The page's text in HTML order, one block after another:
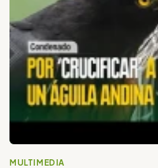
MULTIMEDIA